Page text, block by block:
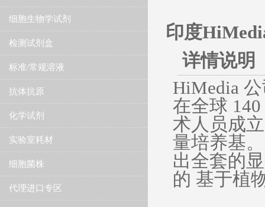
细胞生物学试剂
检测试剂盒
标准/常规溶液
抗体抗原
化学试剂
实验室耗材
细胞菌株
代理进口专区
印度
详情说明
​HiMedia
在全球
术人员成
量培养基
出全套的
的 基于植